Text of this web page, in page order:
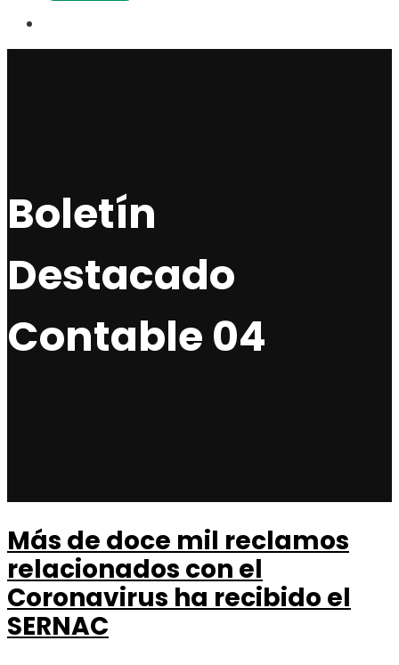
Boletín
Destacado
Contable 04
Más de doce mil reclamos
relacionados con el
Coronavirus ha recibido el
SERNAC